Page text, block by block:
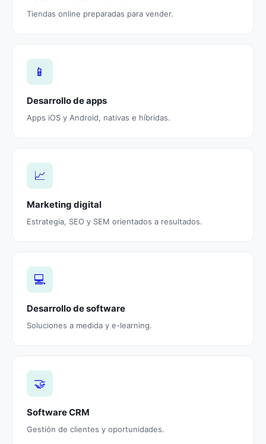
Tiendas online preparadas para vender.
📱
Desarrollo de apps
Apps iOS y Android, nativas e híbridas.
📈
Marketing digital
Estrategia, SEO y SEM orientados a resultados.
💻
Desarrollo de software
Soluciones a medida y e-learning.
🤝
Software CRM
Gestión de clientes y oportunidades.